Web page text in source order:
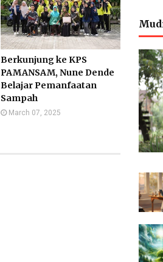
Berkunjung ke KPS
PAMANSAM, Nune Dende
Belajar Pemanfaatan
Sampah
March 07, 2025